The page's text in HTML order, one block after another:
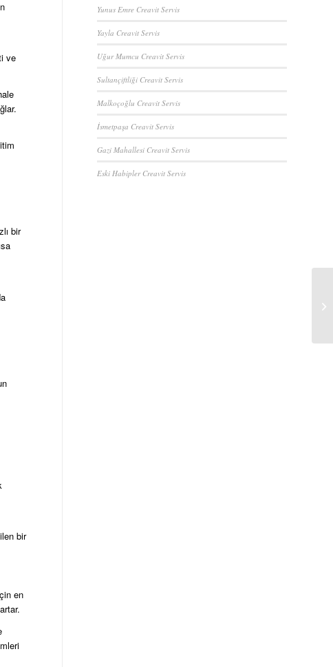
ve
bir
bir
en
Yunus Emre Creavit Servis
Yayla Creavit Servis
Uğur Mumcu Creavit Servis
Sultançiftliği Creavit Servis
Malkoçoğlu Creavit Servis
İsmetpaşa Creavit Servis
Gazi Mahallesi Creavit Servis
Eski Habipler Creavit Servis